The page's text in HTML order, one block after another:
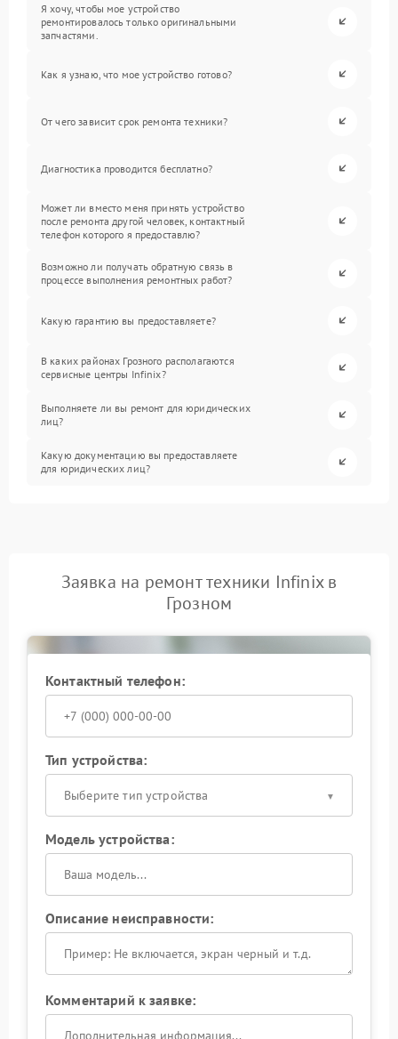
Я хочу, чтобы мое устройство
ремонтировалось только оригинальными
запчастями.
Как я узнаю, что мое устройство готово?
От чего зависит срок ремонта техники?
Диагностика проводится бесплатно?
Может ли вместо меня принять устройство
после ремонта другой человек, контактный
телефон которого я предоставлю?
Возможно ли получать обратную связь в
процессе выполнения ремонтных работ?
Какую гарантию вы предоставляете?
В каких районах Грозного располагаются
сервисные центры Infinix?
Выполняете ли вы ремонт для юридических
лиц?
Какую документацию вы предоставляете
для юридических лиц?
Заявка на ремонт техники Infinix в
Грозном
Контактный телефон:
Тип устройства:
Выберите тип устройства
Модель устройства:
Описание неисправности:
Комментарий к заявке: